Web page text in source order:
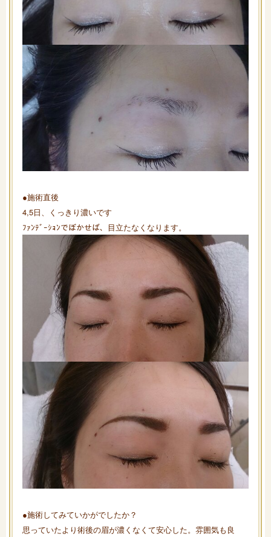
●施術直後
4,5日、くっきり濃いです
ﾌｧﾝﾃﾞｰｼｮﾝでぼかせば、目立たなくなります。
●施術してみていかがでしたか？
思っていたより術後の眉が濃くなくて安心した。雰囲気も良